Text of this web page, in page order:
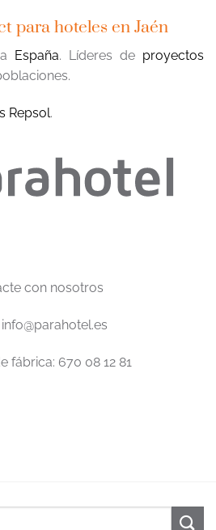
para hoteles en Jaén
España. Líderes de proyectos
Repsol.
con nosotros
fábrica: 670 08 12 81